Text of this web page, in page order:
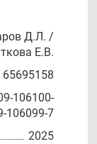
Д.Л. /
Е.В.
65695158
106100-
106099-7
2025